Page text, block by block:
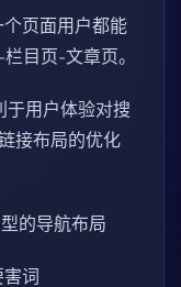
页面用户都能
目页-文章页。
于用户体验对搜
接布局的优化
的导航布局
词